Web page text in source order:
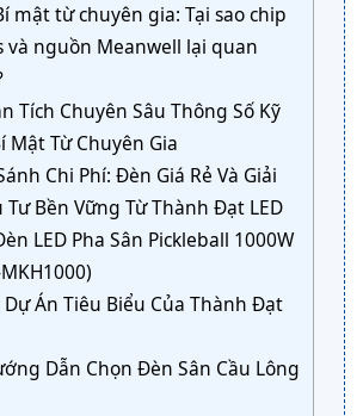
mật từ chuyên gia: Tại sao chip
và nguồn Meanwell lại quan
Tích Chuyên Sâu Thông Số Kỹ
Mật Từ Chuyên Gia
Chi Phí: Đèn Giá Rẻ Và Giải
Tư Bền Vững Từ Thành Đạt LED
LED Pha Sân Pickleball 1000W
Dự Án Tiêu Biểu Của Thành Đạt
Dẫn Chọn Đèn Sân Cầu Lông